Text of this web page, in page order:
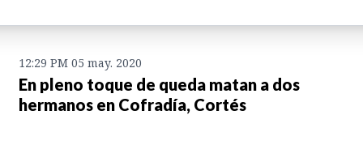
12:29 PM 05 may. 2020
En pleno toque de queda matan a dos
hermanos en Cofradía, Cortés